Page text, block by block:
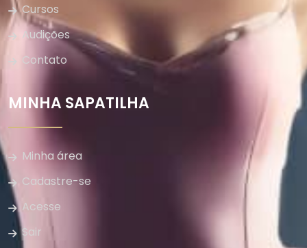
Cursos
Audições
Contato
MINHA SAPATILHA
Minha área
Cadastre-se
Acesse
Sair